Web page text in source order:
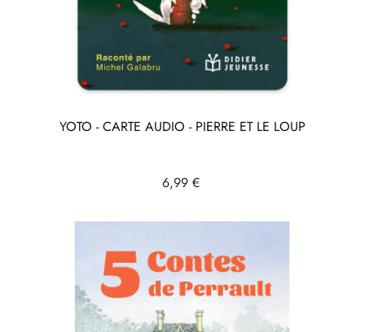
YOTO - CARTE AUDIO - PIERRE ET LE LOUP
Prix
6,99 €